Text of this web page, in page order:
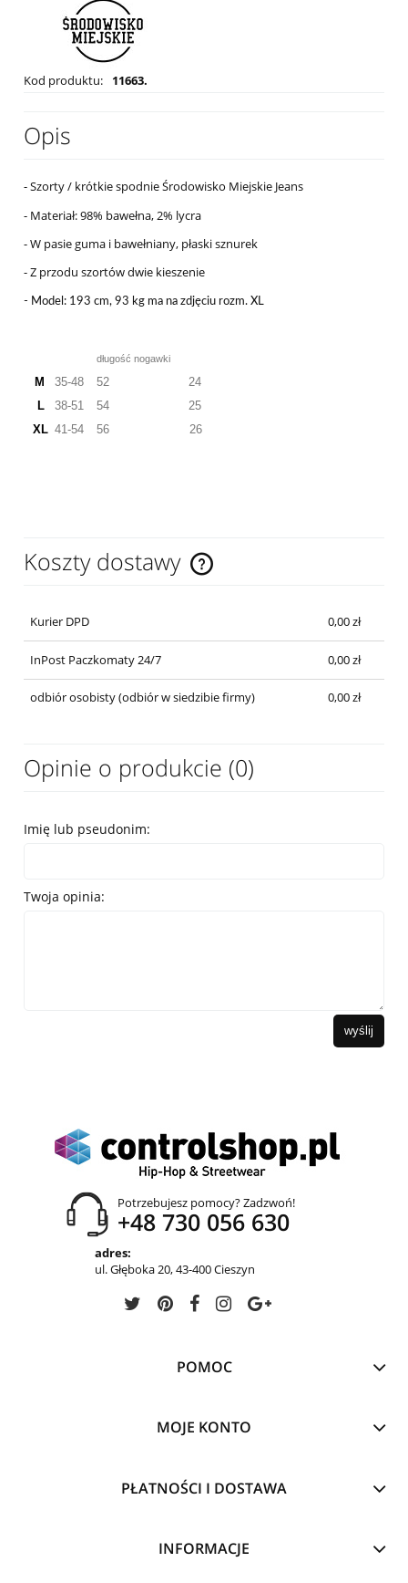
Kod produktu: 11663.
Opis
- Szorty / krótkie spodnie Środowisko Miejskie Jeans
- Materiał: 98% bawełna, 2% lycra
- W pasie guma i bawełniany, płaski sznurek
-Z przodu szortów dwie kieszenie
- Model: 193 cm, 93 kg ma na zdjęciu rozm. XL
długość nogawki
M 35-48 52
24
L
38-51 54
25
XL 41-54 56 26
Koszty dostawy
Cena nie zawiera ewentualnych kosztów płatności
Kurier DPD 0,00 zł
InPost Paczkomaty 24/7 0,00 zł
odbiór osobisty(odbiór w siedzibie firmy) 0,00 zł
Opinie o produkcie (0)
Imię lub pseudonim:
Twoja opinia:
wyślij
Potrzebujesz pomocy? Zadzwoń!
+48 730 056 630
adres:
ul. Głęboka 20, 43-400 Cieszyn
POMOC
MOJE KONTO
PŁATNOŚCI I DOSTAWA
INFORMACJE